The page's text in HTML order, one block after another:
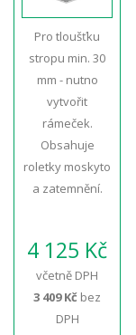
Pro tloušťku
stropu min. 30
mm - nutno
vytvořit
rámeček.
Obsahuje
roletky moskyto
a zatemnění.
4 125 Kč
včetně DPH
3 409 Kč bez
DPH